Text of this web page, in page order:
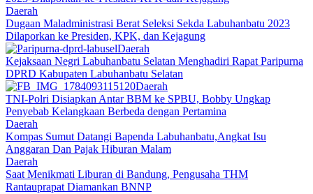
Daerah
Dugaan Maladministrasi Berat Seleksi Sekda Labuhanbatu 2023
Dilaporkan ke Presiden, KPK, dan Kejagung
Daerah
Kejaksaan Negri Labuhanbatu Selatan Menghadiri Rapat Paripurna
DPRD Kabupaten Labuhanbatu Selatan
Daerah
TNI-Polri Disiapkan Antar BBM ke SPBU, Bobby Ungkap
Penyebab Kelangkaan Berbeda dengan Pertamina
Daerah
Kompas Sumut Datangi Bapenda Labuhanbatu,Angkat Isu
Anggaran Dan Pajak Hiburan Malam
Daerah
Saat Menikmati Liburan di Bandung, Pengusaha THM
Rantauprapat Diamankan BNNP